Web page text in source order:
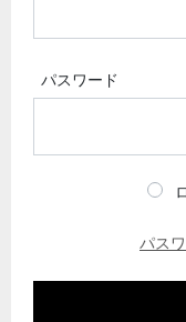
パスワード
パス